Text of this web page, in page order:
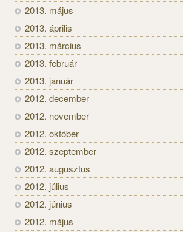
2013. május
2013. április
2013. március
2013. február
2013. január
2012. december
2012. november
2012. október
2012. szeptember
2012. augusztus
2012. július
2012. június
2012. május